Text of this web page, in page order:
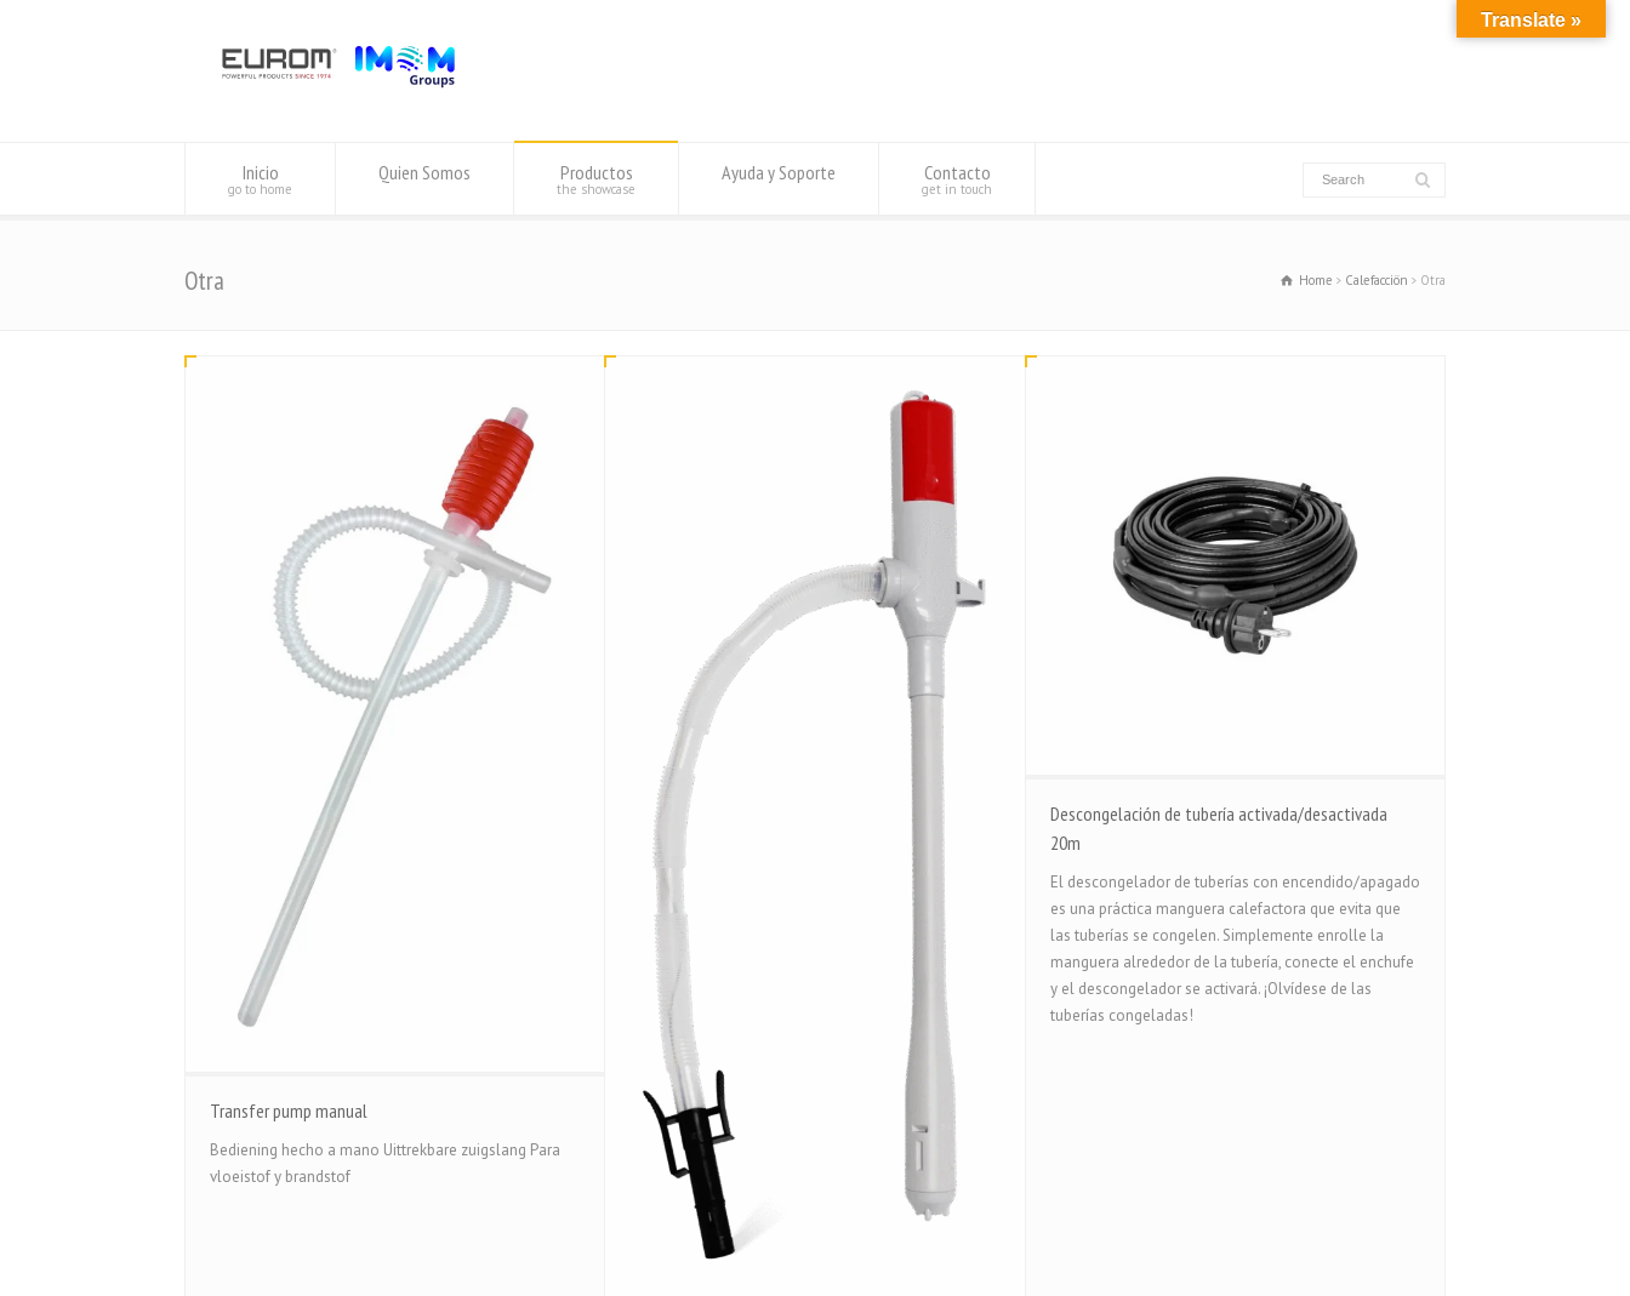
Inicio
go to home
Quien Somos Productos
the showcase
Ayuda y Soporte Contacto
get in touch
Otra Home Calefacciön Otra
Transfer pump manual
Bediening hecho a mano Uittrekbare zuigslang Para
vloeistof y brandstof
Descongelación de tubería activada/desactivada
20m
El descongelador de tuberías con encendido/apagado
es una práctica manguera calefactora que evita que
las tuberías se congelen. Simplemente enrolle la
manguera alrededor de la tubería, conecte el enchufe
y el descongelador se activará. ¡Olvídese de las
tuberías congeladas!
Translate »